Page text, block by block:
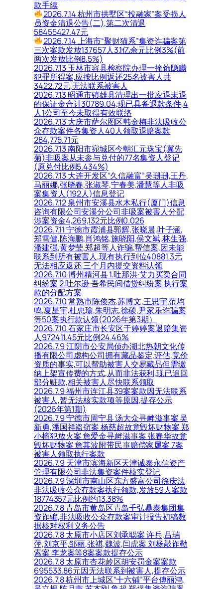
款手续
2026.7.14 杭州市拱墅区“投融家”案受损人
员资金清退公告(二),第二次清退
58455427.47元
2026.7.14 上海市“聚财猫系”集资诈骗案第
三次案款发放137657人3.1亿余元比例3%(前
两次发放比例8.5%)
2026.7.13 玉林市容县检察院办理一掩饰隐瞒
犯罪所得案,应按比例返还25名被害人共
3422.72元,无法联系被害人
2026.7.13 昭通市镇雄县清理出一批应退未退
的保证金合计30789.04,现已具备退款条件,4
人1公司至今未取得有效联络
2026.7.13 大庆市萨尔图区韩金梅非法吸收公
众存款案件各集资人40人领取退赔案款
284,775.71元
2026.7.13 南阳市宛城区今朝汇元珠宝(冀先
菊)非吸案从未参与兑付的77名集资人登记
(原兑付比例5.434%)
2026.7.13 大连开发区“久信融富”吴珊珊,王丹,
马丽娜,张晓春,张淑琴,宁春美,潘慧等人非吸
案集资人(192人)信息登记
2026.7.12 泉州市安溪县水木私行(厦门)信息
咨询有限公司安溪分公司非吸案被害人分配
涉案资金4,269,132元比例0.026
2026.7.11 宁德市霞浦县郭辉,张晓晨,叶子涵,
郑雪健,陈海鹏,肖鸿铭,施晓阳,侯文斌,林生强,
潘建强,黄梦莹,郑超等人诈骗,帮信案,因未能
联系到所有被害人,现有执行到位40881.3元
无法相应返还,三个月内提交资料认领
2026.7.10 博州精河县 1.吐那洪·艾力买卖合同
纠纷案 2.吐尔逊·吾希民间借贷纠纷案 执行案
款的分配方案
2026.7.10 常熟市陈俊杰,苏博文,王思宇,范均
鸣,夏星宇,杜忠瑜,朱明志,徐硕,尹家乐诈骗案
等50案执行款认领(2026年第3期）
2026.7.10 石家庄市长安区于婷婷案退赔集资
人972411.45元比例24.46%
2026.7.9 江阴市公安局侦办湖北热朝文化传
播有限公司虚构公司拥有藏品鉴定,评估,竞价
资质的事实,可以帮助被害人交易藏品但需缴
纳上架宣传费的方式,从而非法获利,现已追回
部分赃款,相关被害人尽快联系领取
2026.7.9 福州市连江县39案案款因无法联系
被害人,暂无法核实款项等原因,提存公示
(2026年第1期)
2026.7.9 宁德市周宁县 汤大众寻衅滋事案 吴
新勇,潘国祥盗窃案 杨慈超故意毁坏财物案 郑
小榕犯放火案 詹爱金寻衅滋事案 张春华故意
毁坏财物案 詹其波附带民事赔偿家属案 7案
被害人领取执行案款
2026.7.9 天津市滨海新区天津诚泰永信资产
管理有限公司非法集资案件核实登记
2026.7.9 深圳市南山区东方盛富公司徐庆法
非法吸收公众存款案执行领款,发放59人案款
18774357元比例约13.38%
2026.7.8 青岛市黄岛区青岛千弘鼎泰集团集
资诈骗,非法吸收公众存款案审计报告初稿数
据核对权利义务公告
2026.7.8 太原市小店区刘承聪案 许兵,吕瑞
萍,刘京平,邹丽,张祺,魏波,闫虎案 刘杨敲诈勒
索案 李龙案等8案案款提存公示
2026.7.8 太原市杏花岭区胡安罚金案案款
695533.86元因无法联系到被害人,提存公示
2026.7.8 杭州市上城区“十六铺”平台傅丽鸿,